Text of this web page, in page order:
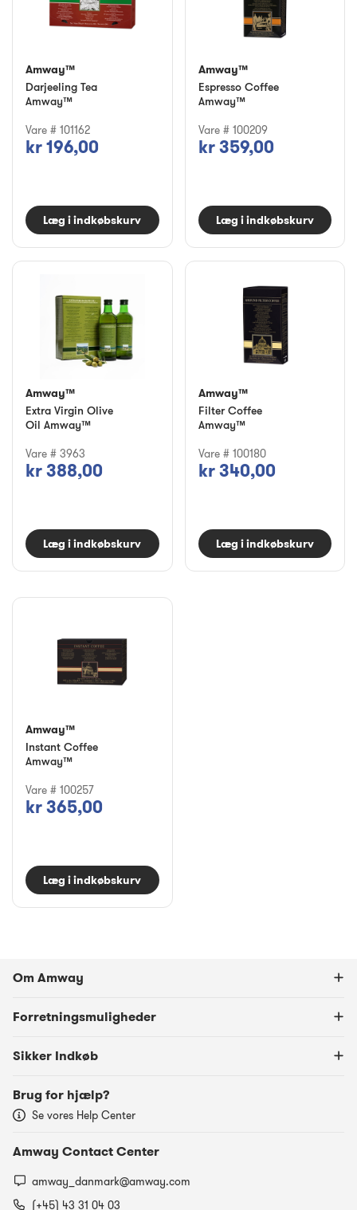
Amway™
Darjeeling Tea
Amway™
Vare # 101162
kr 196,00
Læg i indkøbskurv
Amway™
Espresso Coffee
Amway™
Vare # 100209
kr 359,00
Læg i indkøbskurv
Amway™
Extra Virgin Olive
Oil Amway™
Vare # 3963
kr 388,00
Læg i indkøbskurv
Amway™
Filter Coffee
Amway™
Vare # 100180
kr 340,00
Læg i indkøbskurv
Amway™
Instant Coffee
Amway™
Vare # 100257
kr 365,00
Læg i indkøbskurv
Om Amway
Forretningsmuligheder
Sikker Indkøb
Brug for hjælp?
Se vores Help Center
Amway Contact Center
amway_danmark@amway.com
(+45) 43 31 04 03